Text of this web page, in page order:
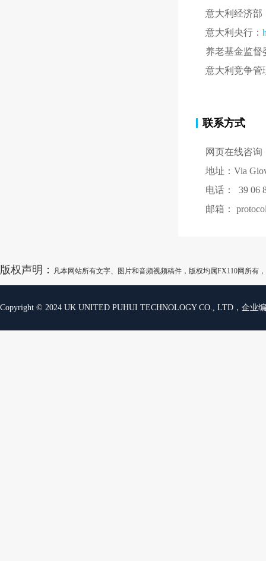
意大利经济部
意大利央行：
养老基金监督
意大利竞争管
联系方式
网页在线咨询
地址：Via
电话： 39 06
邮箱：
版权声明： 凡本网站所有文字、图片和音频视频稿件，版权均属FX110网所
Copyright © 2024 UK UNITED PUHUI TECHNOLOGY CO., LTD，企业